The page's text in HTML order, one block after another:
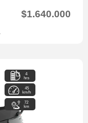
$1.640.000
4
hrs
45
km/h
72
km